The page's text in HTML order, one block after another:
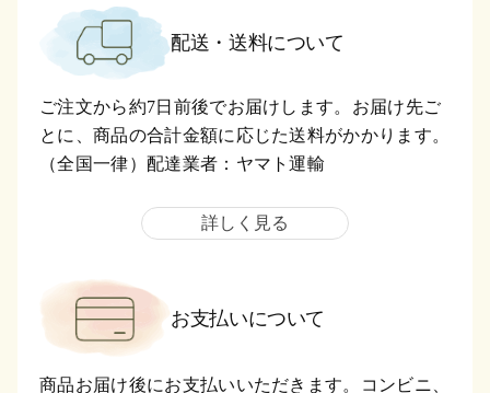
配送・送料について
ご注文から約7日前後でお届けします。お届け先ご
とに、商品の合計金額に応じた送料がかかります。
（全国一律）配達業者：ヤマト運輸
詳しく見る
お支払いについて
商品お届け後にお支払いいただきます。コンビニ、